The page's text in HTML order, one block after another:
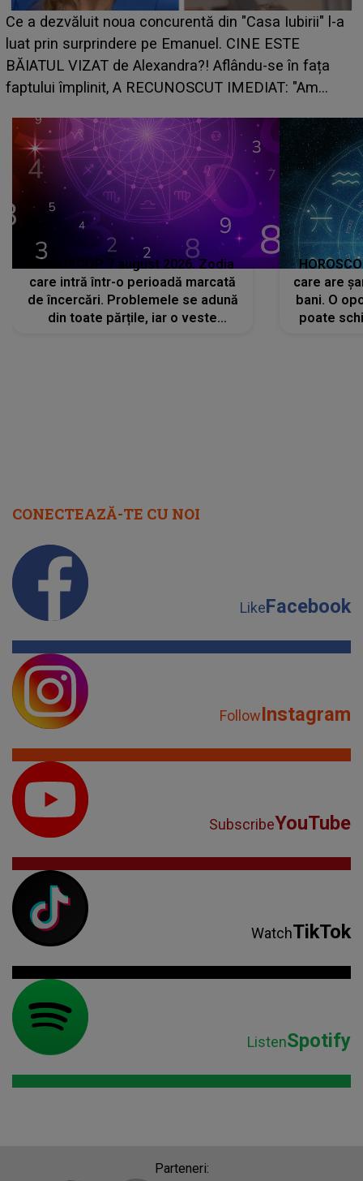
Ce a dezvăluit noua concurentă din "Casa Iubirii" l-a
luat prin surprindere pe Emanuel. CINE ESTE
BĂIATUL VIZAT de Alexandra?! Aflându-se în fața
faptului împlinit, A RECUNOSCUT IMEDIAT: "Am
HOROSCOP 7 august 2026. Zodia
care intră într-o perioadă marcată
de încercări. Problemele se adună
din toate părțile, iar o veste
care are
bani. O
poate
CONECTEAZĂ-TE CU NOI
LikeFacebook
FollowInstagram
SubscribeYouTube
WatchTikTok
ListenSpotify
Parteneri: